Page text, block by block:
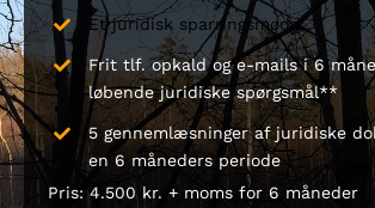
Et juridisk sparringsmøde
Frit tlf. opkald og e-mails i 6
løbende juridiske spørgsmål**
5 gennemlæsninger af juridiske
en 6 måneders periode
Pris: 4.500 kr. + moms for 6 måneder